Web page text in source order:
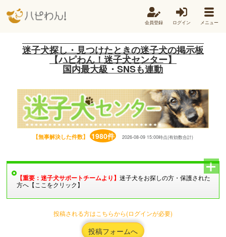
会員登録 ログイン メニュー
迷子犬探し・見つけたときの迷子犬の掲示板
【ハピわん！迷子犬センター】
国内最大級・SNSも連動
【無事解決した件数】 1980件 2026-08-09 15:00時点(有効数合計)
【重要：迷子犬サポートチームより】迷子犬をお探しの方・保護された
方へ【ここをクリック】
投稿される方はこちらから(ログインが必要)
投稿フォームへ